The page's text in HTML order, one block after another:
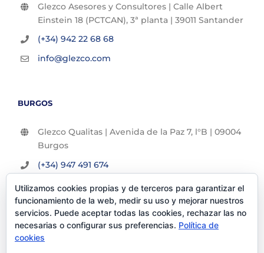
Glezco Asesores y Consultores | Calle Albert
Einstein 18 (PCTCAN), 3ª planta | 39011 Santander
(+34) 942 22 68 68
info@glezco.com
BURGOS
Glezco Qualitas | Avenida de la Paz 7, l°B | 09004
Burgos
(+34) 947 491 674
info@glezco.com
Utilizamos cookies propias y de terceros para garantizar el
funcionamiento de la web, medir su uso y mejorar nuestros
servicios. Puede aceptar todas las cookies, rechazar las no
necesarias o configurar sus preferencias. Política de
cookies